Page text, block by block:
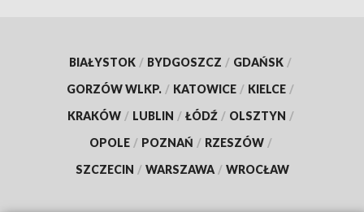
BIAŁYSTOK / BYDGOSZCZ / GDAŃSK /
GORZÓW WLKP. / KATOWICE / KIELCE /
KRAKÓW / LUBLIN / ŁÓDŹ / OLSZTYN /
OPOLE / POZNAŃ / RZESZÓW /
SZCZECIN / WARSZAWA / WROCŁAW